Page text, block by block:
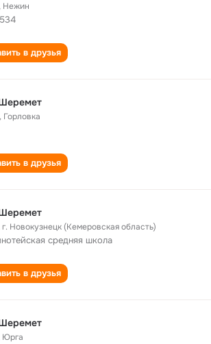
, Нежин
в друзья
, Горловка
в друзья
г. Новокузнецк (Кемеровская область)
средняя школа
в друзья
Юрга